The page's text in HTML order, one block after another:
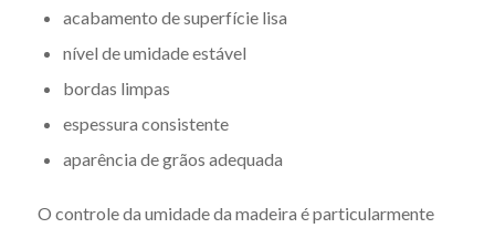
acabamento de superfície lisa
nível de umidade estável
bordas limpas
espessura consistente
aparência de grãos adequada
O controle da umidade da madeira é particularmente